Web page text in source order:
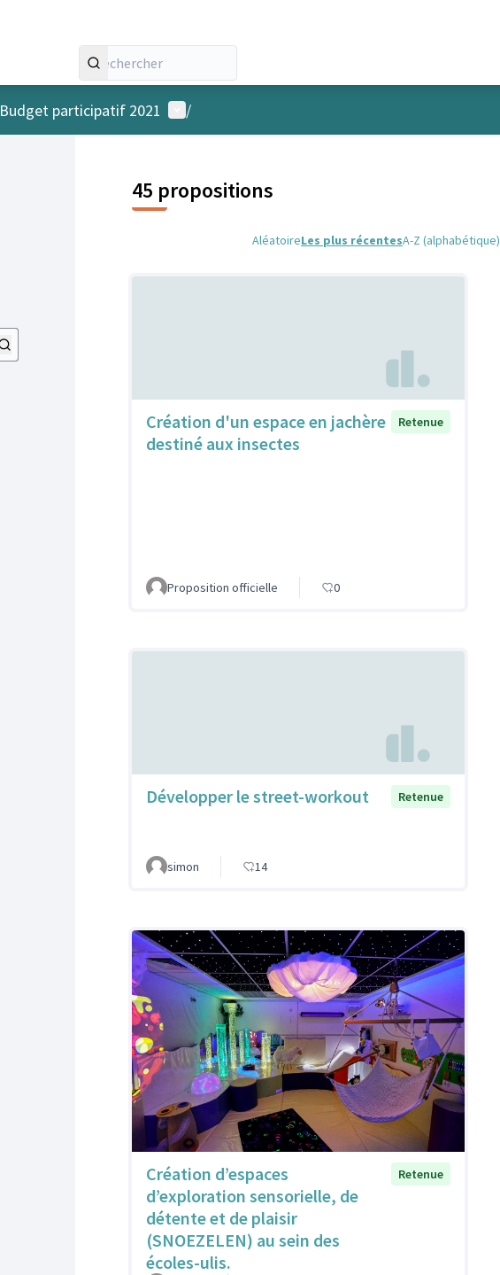
Budget participatif 2021 Menu utilisateur
/
45 propositions
AléatoireLes plus récentesA-Z (alphabétique)
Création d'un espace en jachère
destiné aux insectes
Retenue
Proposition officielle 0
Développer le street-workout Retenue
simon 14
Création d’espaces
d’exploration sensorielle, de
détente et de plaisir
(SNOEZELEN) au sein des
écoles-ulis.
Retenue